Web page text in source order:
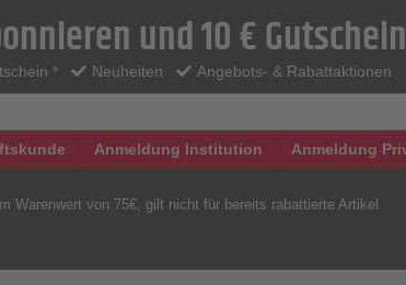
und 10 €
* Neuheiten Angebots- & Rabattaktionen
Anmeldung Institution Anmeldung
Warenwert von 75€, gilt nicht für bereits rabattierte Artikel